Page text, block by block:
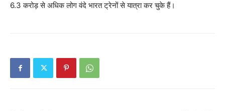
6.3 करोड़ से अधिक लोग वंदे भारत ट्रेनों से यात्रा कर चुके हैं।